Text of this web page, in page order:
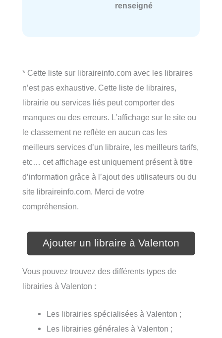
renseigné
* Cette liste sur libraireinfo.com avec les libraires
n’est pas exhaustive. Cette liste de libraires,
librairie ou services liés peut comporter des
manques ou des erreurs. L’affichage sur le site ou
le classement ne reflète en aucun cas les
meilleurs services d’un libraire, les meilleurs tarifs,
etc… cet affichage est uniquement présent à titre
d’information grâce à l’ajout des utilisateurs ou du
site libraireinfo.com. Merci de votre
compréhension.
Ajouter un libraire à Valenton
Vous pouvez trouvez des différents types de
librairies à Valenton :
Les librairies spécialisées à Valenton ;
Les librairies générales à Valenton ;